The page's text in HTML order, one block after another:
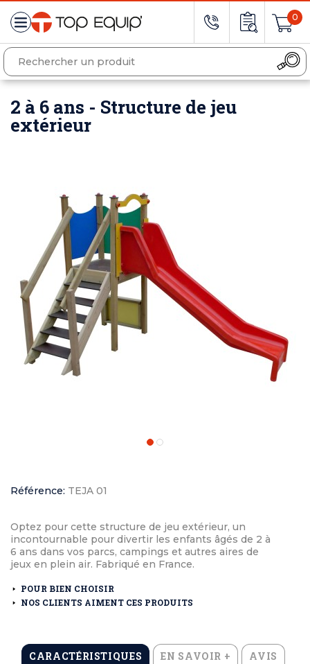
0
2 à 6 ans - Structure de jeu
extérieur
Référence: TEJA 01
Optez pour cette structure de jeu extérieur, un
incontournable pour divertir les enfants âgés de 2 à
6 ans dans vos parcs, campings et autres aires de
jeux en plein air. Fabriqué en France.
POUR BIEN CHOISIR
NOS CLIENTS AIMENT CES PRODUITS
CARACTÉRISTIQUES EN SAVOIR + AVIS